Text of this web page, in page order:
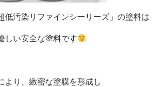
低汚染リファインシーリーズ」の塗料は
しい安全な塗料です
より、緻密な塗膜を形成し